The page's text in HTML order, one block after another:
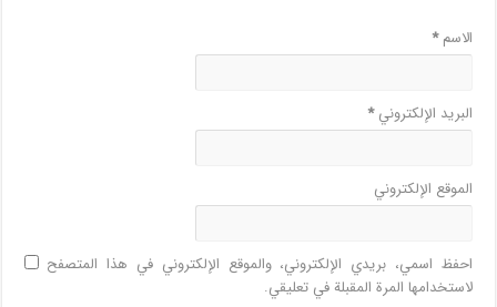
الاسم*
البريد الإلكتروني*
الموقع الإلكتروني
احفظ اسمي، بريدي الإلكتروني، والموقع الإلكتروني في هذا المتصفح
لاستخدامها المرة المقبلة في تعليقي.